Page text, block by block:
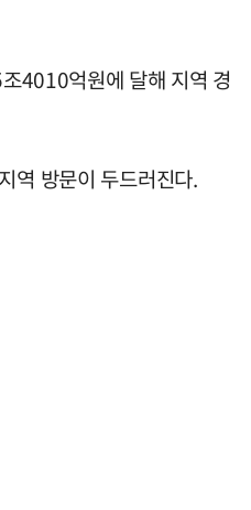
4010억원에 달해 지역 경
역 방문이 두드러진다.